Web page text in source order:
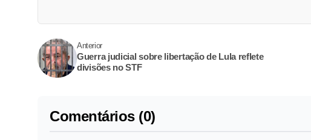
Anterior
Guerra judicial sobre libertação de Lula reflete
divisões no STF
Comentários (0)